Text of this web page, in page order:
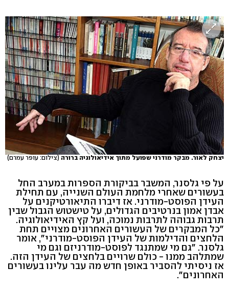
יצחק לאור. מבקר מודרני שפועל מתוך אידיאולוגיה ברורה(צילום: עופר עמרם)
על פי גלסנר, המשבר בביקורת הספרות במערב החל
בעשורים שאחרי מלחמת העולם השנייה, עם תחילת
העידן הפוסט-מודרני. אז דיברו התיאורטיקנים על
אבדן אמון בנרטיבים הגדולים, על טישטוש הגבול שבין
תרבות גבוהה לתרבות נמוכה, ועל קץ האידיאולוגיה.
"כל המבקרים של העשורים האחרונים מצויים תחת
הלחצים והדילמות של העידן הפוסט-מודרני", אומר
גלסנר. "גם מי שמתנגד לפוסט-מודרניזם וגם מי
שמתלהב ממנו - כולם שרויים בלחצים של העידן הזה.
אז ניסיתי להסביר באופן חדש מה עבר עלינו בעשורים
האחרונים".